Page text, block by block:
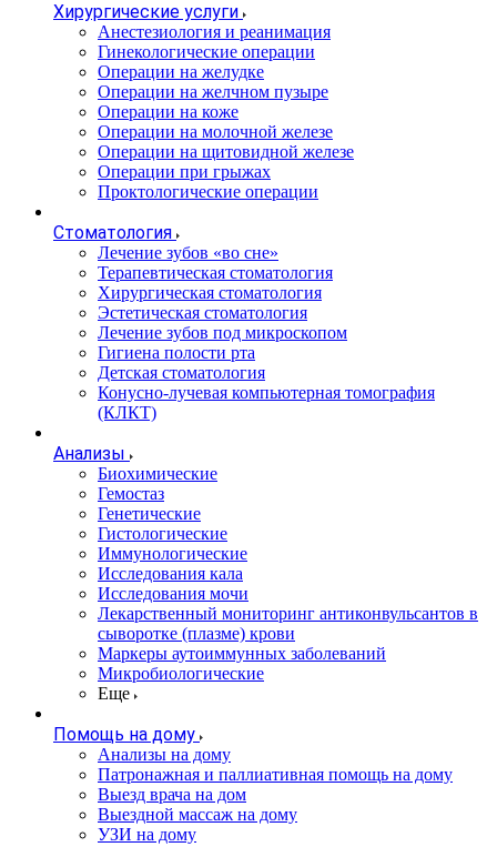
Хирургические услуги
Анестезиология и реанимация
Гинекологические операции
Операции на желудке
Операции на желчном пузыре
Операции на коже
Операции на молочной железе
Операции на щитовидной железе
Операции при грыжах
Проктологические операции
Стоматология
Лечение зубов «во сне»
Терапевтическая стоматология
Хирургическая стоматология
Эстетическая стоматология
Лечение зубов под микроскопом
Гигиена полости рта
Детская стоматология
Конусно-лучевая компьютерная томография
(КЛКТ)
Анализы
Биохимические
Гемостаз
Генетические
Гистологические
Иммунологические
Исследования кала
Исследования мочи
Лекарственный мониторинг антиконвульсантов в
сыворотке (плазме) крови
Маркеры аутоиммунных заболеваний
Микробиологические
Еще
Помощь на дому
Анализы на дому
Патронажная и паллиативная помощь на дому
Выезд врача на дом
Выездной массаж на дому
УЗИ на дому